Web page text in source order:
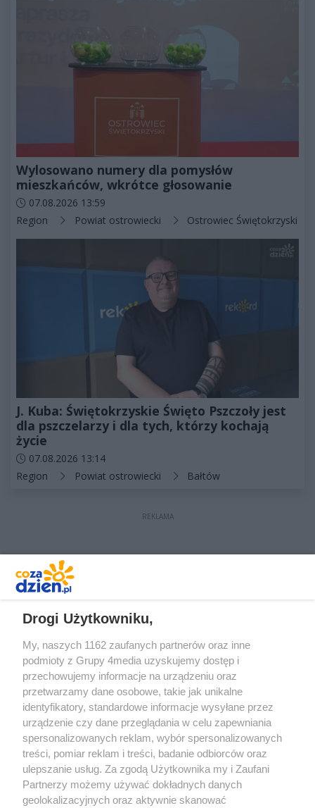
Wylosowano numery dla pomysłów
mieszkańców, wkrótce głosowanie
Data dodania artykułu:
07.08.2026 13:59
Kategorie artykułu:
Region Powiat ostrowiecki Ostrowiec Świętokrzyski
J. Kuba: Świętokrzyskie Święto Pszczoły jest
dla pszczelarzy i dla tych, którzy kochają
życie
Data dodania artykułu:
07.08.2026 13:14
Kategorie artykułu:
Region Powiat ostrowiecki Bałtów
REKLAMA
Prywatność Reklama Redakcja Praca Kielce
Drogi Użytkowniku,
My, naszych 1162 zaufanych partnerów oraz inne
podmioty z Grupy 4media uzyskujemy dostęp i
przechowujemy informacje na urządzeniu oraz
przetwarzamy dane osobowe, takie jak unikalne
identyfikatory, standardowe informacje wysyłane przez
urządzenie czy dane przeglądania w celu zapewniania
spersonalizowanych reklam, wybór spersonalizowanych
treści, pomiar reklam i treści, badanie odbiorców oraz
ulepszanie usług. Za zgodą Użytkownika my i Zaufani
Partnerzy możemy używać dokładnych danych
geolokalizacyjnych oraz aktywnie skanować